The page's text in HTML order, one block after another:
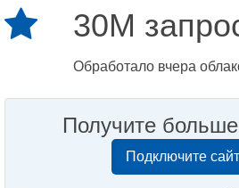
30M
Обработало вчера
Получите больше
Подключите